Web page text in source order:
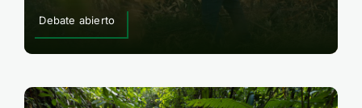
Debate abierto